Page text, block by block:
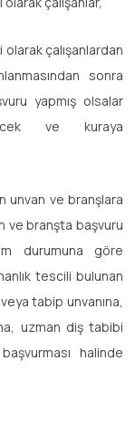
olarak çalışanlardan
sonra
yapmış olsalar
ve kuraya
unvan ve branşlara
ve branşta başvuru
durumuna göre
tescili bulunan
tabip unvanına,
uzman diş tabibi
halinde